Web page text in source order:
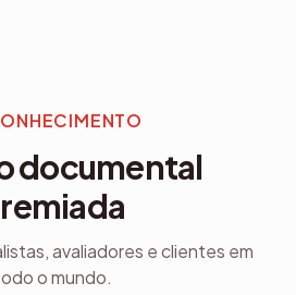
documental
avaliadores e clientes em
o mundo.